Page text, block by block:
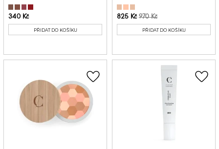
340 Kč
PŘIDAT DO KOŠÍKU
825 Kč970 Kč
PŘIDAT DO KOŠÍKU
favorite_border favorite_border